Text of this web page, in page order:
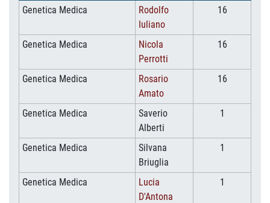
Genetica Medica
Rodolfo
Iuliano
16
Genetica Medica
Nicola
Perrotti
16
Genetica Medica
Rosario
Amato
16
Genetica Medica
Saverio
Alberti
1
Genetica Medica
Silvana
Briuglia
1
Genetica Medica
Lucia
D'Antona
1